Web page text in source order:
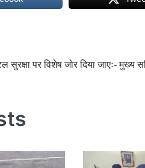
सुरक्षा पर विशेष जोर दिया जाएः- मुख्य